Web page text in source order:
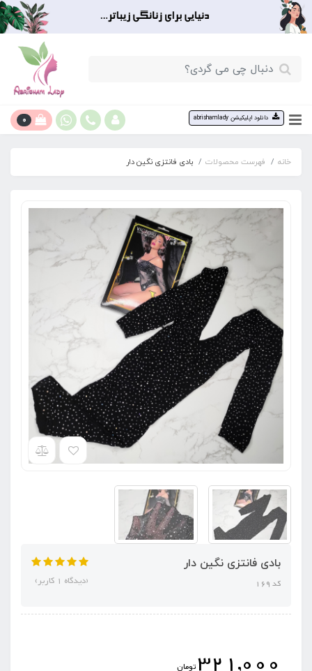
دانلود اپلیکیشن abrishamlady 0
خانه فهرست محصولات بادی فانتزی نگین دار
بادی فانتزی نگین دار
کد 169 (دیدگاه 1 کاربر)
321,000تومان